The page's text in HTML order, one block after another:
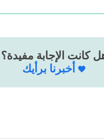
كانت الإجابة مفيدة؟
أخبرنا برأيك